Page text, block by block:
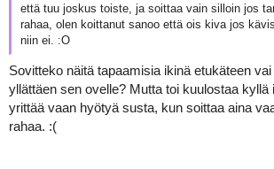
että tuu joskus toiste, ja soittaa vain silloin jos
rahaa, olen koittanut sanoo että ois kiva jos
niin ei. :O
Sovitteko näitä tapaamisia ikinä etukäteen
yllättäen sen ovelle? Mutta toi kuulostaa kyllä
yrittää vaan hyötyä susta, kun soittaa aina
rahaa. :(